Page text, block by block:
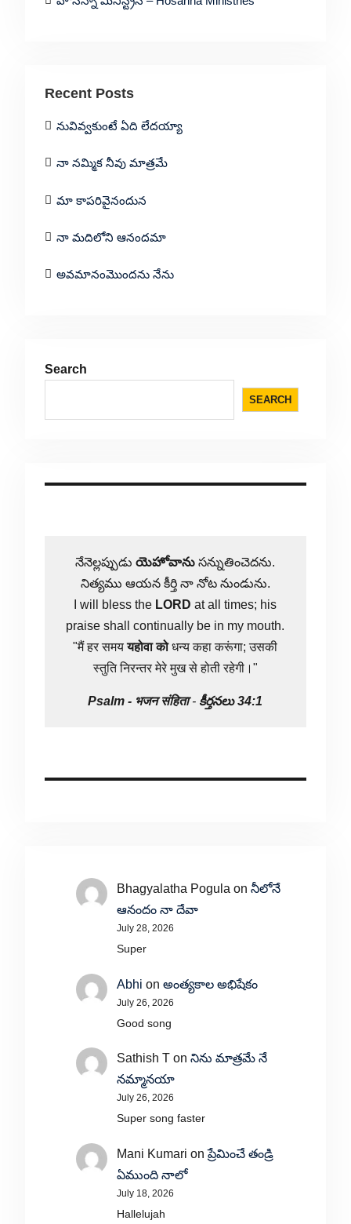
Recent Posts
నువివ్వకుంటే ఏది లేదయ్యా
నా నమ్మిక నీవు మాత్రమే
మా కాపరివైనందున
నా మదిలోని ఆనందమా
అవమానంమొందను నేను
Search
SEARCH
నేనెల్లప్పుడుయెహోవాను సన్నుతించెదను.
నిత్యము ఆయన కీర్తి నా నోట నుండును.
I will bless the LORD at all times; his
praise shall continually be in my mouth.
"मैं हर समययहोवा कोधन्य कहा करूंगा; उसकी
स्तुति निरन्तर मेरे मुख से होती रहेगी।"
Psalm - भजन संहिता- కీర్తనలు 34:1
Bhagyalatha Pogula on నీలోనే
ఆనందం నా దేవా
July 28, 2026
Super
Abhi on అంత్యకాల అభిషేకం
July 26, 2026
Good song
Sathish Ton నిను మాత్రమే నే
నమ్మానయా
July 26, 2026
Super song faster
Mani Kumari onప్రేమించే తండ్రి
ఏముంది నాలో
July 18, 2026
Hallelujah